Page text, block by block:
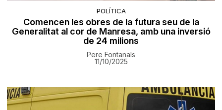
POLÍTICA
Comencen les obres de la futura seu de la
Generalitat al cor de Manresa, amb una inversió
de 24 milions
Pere Fontanals
11/10/2025